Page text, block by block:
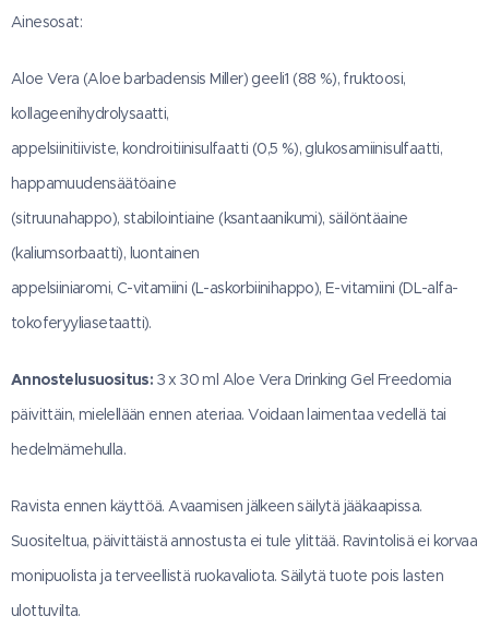
Ainesosat:
Aloe Vera (Aloe barbadensis Miller) geeli1 (88 %), fruktoosi,
kollageenihydrolysaatti,
appelsiinitiiviste, kondroitiinisulfaatti (0,5 %), glukosamiinisulfaatti,
happamuudensäätöaine
(sitruunahappo), stabilointiaine (ksantaanikumi), säilöntäaine
(kaliumsorbaatti), luontainen
appelsiiniaromi, C-vitamiini (L-askorbiinihappo), E-vitamiini (DL-alfa-
tokoferyyliasetaatti).
Annostelusuositus: 3 x 30 ml Aloe Vera Drinking Gel Freedomia
päivittäin, mielellään ennen ateriaa. Voidaan laimentaa vedellä tai
hedelmämehulla.
Ravista ennen käyttöä. Avaamisen jälkeen säilytä jääkaapissa.
Suositeltua, päivittäistä annostusta ei tule ylittää. Ravintolisä ei korvaa
monipuolista ja terveellistä ruokavaliota. Säilytä tuote pois lasten
ulottuvilta.